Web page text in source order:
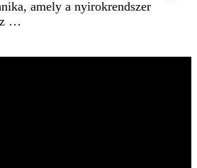
amely a nyirokrendszer
…